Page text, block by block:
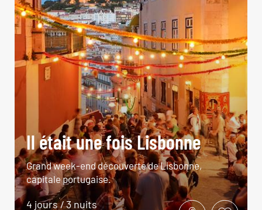
Il était une fois Lisbonne
Grand week-end découverte de Lisbonne,
capitale portugaise.
4 jours / 3 nuits